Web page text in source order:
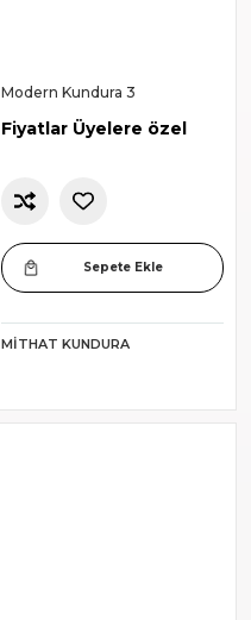
Modern Kundura 3
Fiyatlar Üyelere özel
Sepete Ekle
MITHAT KUNDURA